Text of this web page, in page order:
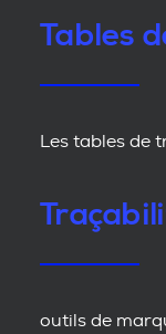
Tables
Les tables de
outils de